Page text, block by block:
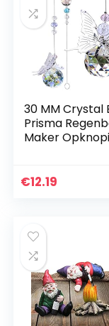
30 MM Crystal
Prisma
Maker
Decor Gift
€12.19